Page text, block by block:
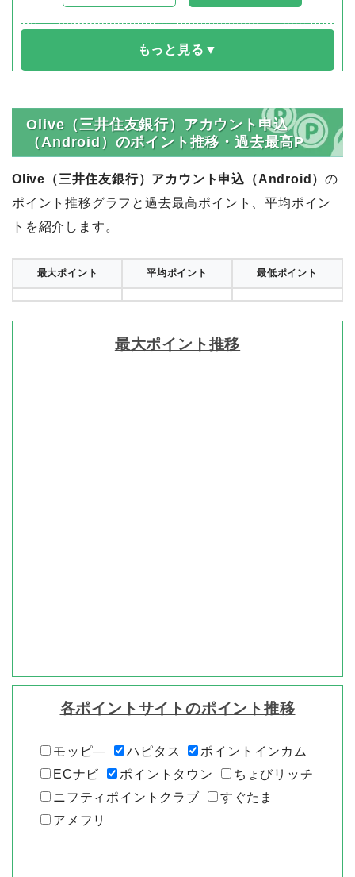
Olive（三井住友銀行）アカウント申込
（Android）のポイント推移・過去最高P
Olive（三井住友銀行）アカウント申込（Android）の
ポイント推移グラフと過去最高ポイント、平均ポイン
トを紹介します。
最大ポイント 平均ポイント 最低ポイント
最大ポイント推移
各ポイントサイトのポイント推移
モッピ― ハピタス
ポイントインカム
ECナビ
ポイントタウン
ちょびリッチ
ニフティポイントクラブ
すぐたま
アメフリ